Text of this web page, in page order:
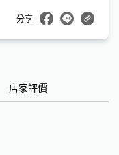
分享
店家評價